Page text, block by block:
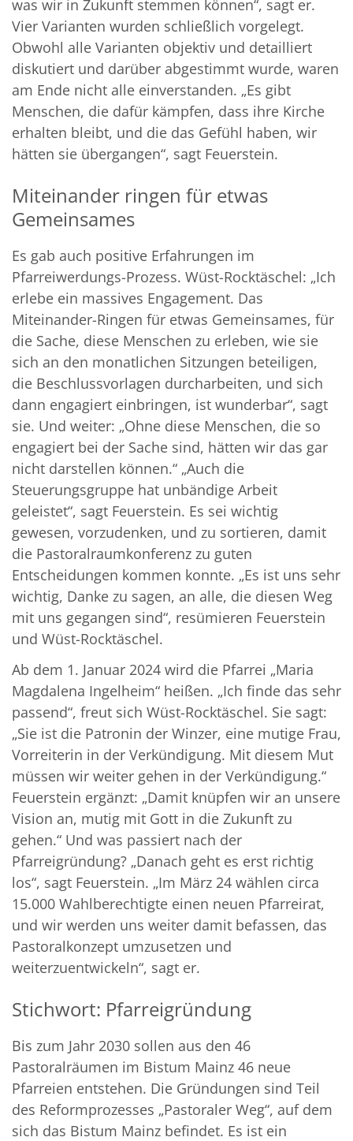
was wir in Zukunft stemmen können“, sagt er.
Vier Varianten wurden schließlich vorgelegt.
Obwohl alle Varianten objektiv und detailliert
diskutiert und darüber abgestimmt wurde, waren
am Ende nicht alle einverstanden. „Es gibt
Menschen, die dafür kämpfen, dass ihre Kirche
erhalten bleibt, und die das Gefühl haben, wir
hätten sie übergangen“, sagt Feuerstein.
Miteinander ringen für etwas
Gemeinsames
Es gab auch positive Erfahrungen im
Pfarreiwerdungs-Prozess. Wüst-Rocktäschel: „Ich
erlebe ein massives Engagement. Das
Miteinander-Ringen für etwas Gemeinsames, für
die Sache, diese Menschen zu erleben, wie sie
sich an den monatlichen Sitzungen beteiligen,
die Beschlussvorlagen durcharbeiten, und sich
dann engagiert einbringen, ist wunderbar“, sagt
sie. Und weiter: „Ohne diese Menschen, die so
engagiert bei der Sache sind, hätten wir das gar
nicht darstellen können.“ „Auch die
Steuerungsgruppe hat unbändige Arbeit
geleistet“, sagt Feuerstein. Es sei wichtig
gewesen, vorzudenken, und zu sortieren, damit
die Pastoralraumkonferenz zu guten
Entscheidungen kommen konnte. „Es ist uns sehr
wichtig, Danke zu sagen, an alle, die diesen Weg
mit uns gegangen sind“, resümieren Feuerstein
und Wüst-Rocktäschel.
Ab dem 1. Januar 2024 wird die Pfarrei „Maria
Magdalena Ingelheim“ heißen. „Ich finde das sehr
passend“, freut sich Wüst-Rocktäschel. Sie sagt:
„Sie ist die Patronin der Winzer, eine mutige Frau,
Vorreiterin in der Verkündigung. Mit diesem Mut
müssen wir weiter gehen in der Verkündigung.“
Feuerstein ergänzt: „Damit knüpfen wir an unsere
Vision an, mutig mit Gott in die Zukunft zu
gehen.“ Und was passiert nach der
Pfarreigründung? „Danach geht es erst richtig
los“, sagt Feuerstein. „Im März 24 wählen circa
15.000 Wahlberechtigte einen neuen Pfarreirat,
und wir werden uns weiter damit befassen, das
Pastoralkonzept umzusetzen und
weiterzuentwickeln“, sagt er.
Stichwort: Pfarreigründung
Bis zum Jahr 2030 sollen aus den 46
Pastoralräumen im Bistum Mainz 46 neue
Pfarreien entstehen. Die Gründungen sind Teil
des Reformprozesses „Pastoraler Weg“, auf dem
sich das Bistum Mainz befindet. Es ist ein